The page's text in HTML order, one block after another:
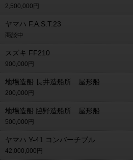
2,500,000円
ヤマハ F.A.S.T.23
商談中
スズキ FF210
900,000円
地場造船 長井造船所 屋形船
200,000円
地場造船 脇野造船所 屋形船
500,000円
ヤマハ Y-41 コンバーチブル
42,000,000円